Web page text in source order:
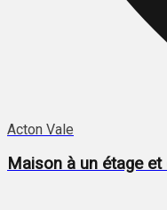
Acton Vale
Maison à un étage et